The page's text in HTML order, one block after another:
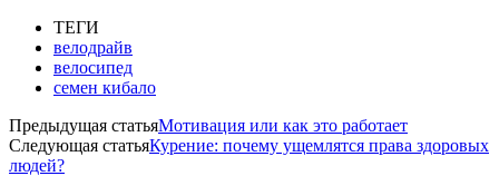
ТЕГИ
велодрайв
велосипед
семен кибало
Предыдущая статьяМотивация или как это работает
Следующая статьяКурение: почему ущемлятся права здоровых
людей?